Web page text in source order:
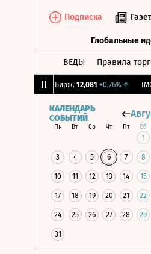
Подписка
Глобальные
ВЕДЫ Правила
CNY Бирж. 12,081 +0,76%↑
КАЛЕНДАРЬ
СОБЫТИЙ
Пн Вт Ср Чт Пт Сб
1
3 4 5 6 7 8
10 11 12 13 14 15
17 18 19 20 21 22
24 25 26 27 28 29
31